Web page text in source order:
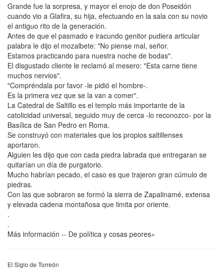
Grande fue la sorpresa, y mayor el enojo de don Poseidón
cuando vio a Glafira, su hija, efectuando en la sala con su novio
el antiguo rito de la generación.
Antes de que el pasmado e iracundo genitor pudiera articular
palabra le dijo el mozalbete: "No piense mal, señor.
Estamos practicando para nuestra noche de bodas".
El disgustado cliente le reclamó al mesero: "Esta carne tiene
muchos nervios".
"Compréndala por favor -le pidió el hombre-.
Es la primera vez que se la van a comer".
La Catedral de Saltillo es el templo más importante de la
catolicidad universal, seguido muy de cerca -lo reconozco- por la
Basílica de San Pedro en Roma.
Se construyó con materiales que los propios saltillenses
aportaron.
Alguien les dijo que con cada piedra labrada que entregaran se
quitarían un día de purgatorio.
Mucho habrían pecado, el caso es que trajeron gran cúmulo de
piedras.
Con las que sobraron se formó la sierra de Zapalinamé, extensa
y elevada cadena montañosa que limita por oriente.
.
.
Más información -- De política y cosas peores»
El Siglo de Torreón